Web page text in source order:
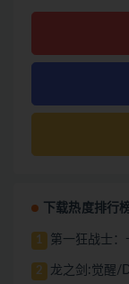
下载热度排行
1 第一狂战士：
2 龙之剑:觉醒/